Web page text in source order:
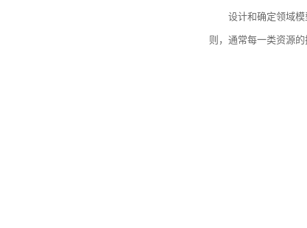
设计和确定领域
则，通常每一类资源